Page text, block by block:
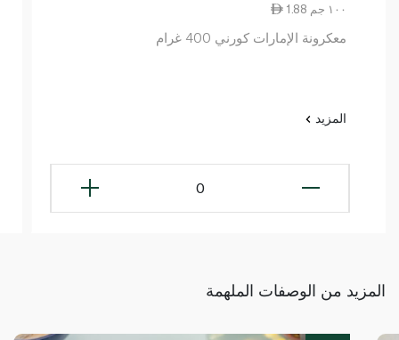
1.88 ١٠٠ جم
معكرونة الإمارات كورني 400 غرام
المزيد
0
المزيد من الوصفات الملهمة